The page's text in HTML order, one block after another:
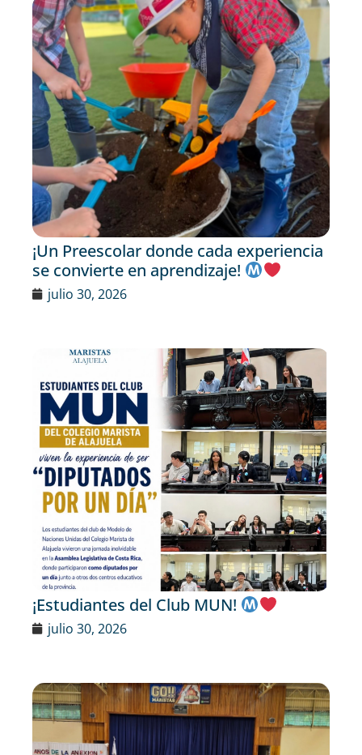
¡Un Preescolar donde cada experiencia
se convierte en aprendizaje!
julio 30, 2026
¡Estudiantes del Club MUN!
julio 30, 2026